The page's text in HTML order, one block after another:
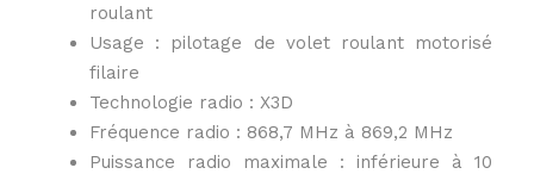
roulant
Usage : pilotage de volet roulant motorisé
filaire
Technologie radio : X3D
Fréquence radio : 868,7 MHz à 869,2 MHz
Puissance radio maximale : inférieure à 10